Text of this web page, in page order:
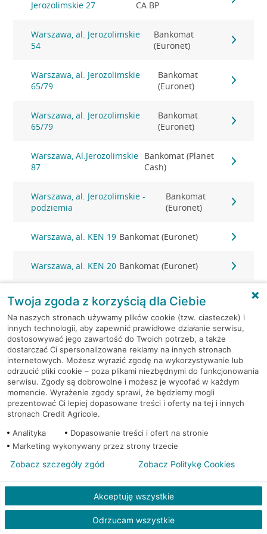
Jerozolimskie 27
CA BP
Warszawa, al. Jerozolimskie
54
Bankomat
(Euronet)
Warszawa, al. Jerozolimskie
65/79
Bankomat
(Euronet)
Warszawa, al. Jerozolimskie
65/79
Bankomat
(Euronet)
Warszawa, Al.Jerozolimskie
87
Bankomat (Planet
Cash)
Warszawa, al. Jerozolimskie -
podziemia
Bankomat
(Euronet)
Warszawa, al. KEN 19 Bankomat (Euronet)
Warszawa, al. KEN 20 Bankomat (Euronet)
Warszawa, al. KEN 36 Bankomat (Euronet)
Warszawa, al. KEN 47 lok. 289 Bankomat (Euronet)
Warszawa, al. Komisji Edukacji
Narodowej 36 lok.1
Bankomat w
placówce CA BP
Warszawa, al. Komisji Edukacji
Narodowej 36 lok.1
Bankomat w
placówce CA BP
Warszawa, al. Krakowska 102 Bankomat (Euronet)
Warszawa, al. Krakowska
Bankomat
Warszawa, al. Krakowska
Bankomat
(Euronet)
Twoja zgoda z korzyścią dla Ciebie
Na naszych stronach używamy plików cookie (tzw. ciasteczek) i
innych technologii, aby zapewnić prawidłowe działanie serwisu,
dostosowywać jego zawartość do Twoich potrzeb, a także
dostarczać Ci spersonalizowane reklamy na innych stronach
internetowych. Możesz wyrazić zgodę na wykorzystywanie lub
odrzucić pliki cookie – poza plikami niezbędnymi do funkcjonowania
serwisu. Zgody są dobrowolne i możesz je wycofać w każdym
momencie. Wyrażenie zgody sprawi, że będziemy mogli
prezentować Ci lepiej dopasowane treści i oferty na tej i innych
stronach Credit Agricole.
Analityka
Dopasowanie treści i ofert na stronie
Marketing wykonywany przez strony trzecie
Akceptuję wszystkie
Odrzucam wszystkie
Zobacz szczegóły zgód Zobacz Politykę Cookies